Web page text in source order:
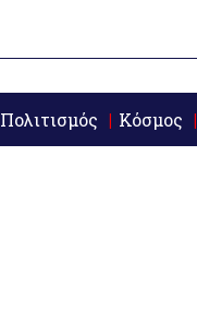
Πολιτισμός Κόσμος